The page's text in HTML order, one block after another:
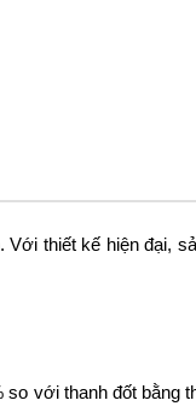
thiết kế hiện đại,
với thanh đốt bằng